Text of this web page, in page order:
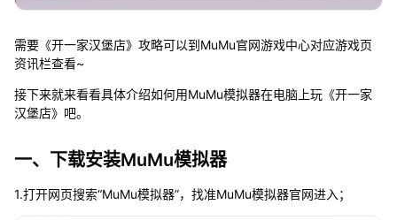
需要《开一家汉堡店》攻略可以到MuMu官网游戏中心对应游戏页
资讯栏查看~
接下来就来看看具体介绍如何用MuMu模拟器在电脑上玩《开一家
汉堡店》吧。
一、下载安装MuMu模拟器
1.打开网页搜索“MuMu模拟器”，找准MuMu模拟器官网进入；